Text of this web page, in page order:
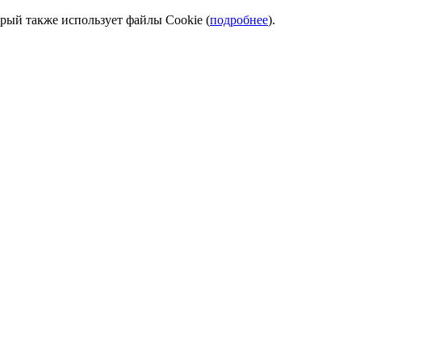
также использует файлы Cookie (подробнее).